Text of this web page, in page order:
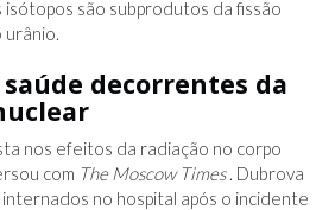
isótopos são subprodutos da fissão
urânio.
decorrentes da
nos efeitos da radiação no corpo
com The Moscow Times. Dubrova
no hospital após o incidente